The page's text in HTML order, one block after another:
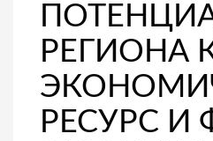
РЕГИОНА
РЕСУРС И